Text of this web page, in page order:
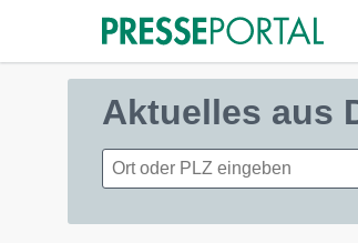
Aktuelles aus